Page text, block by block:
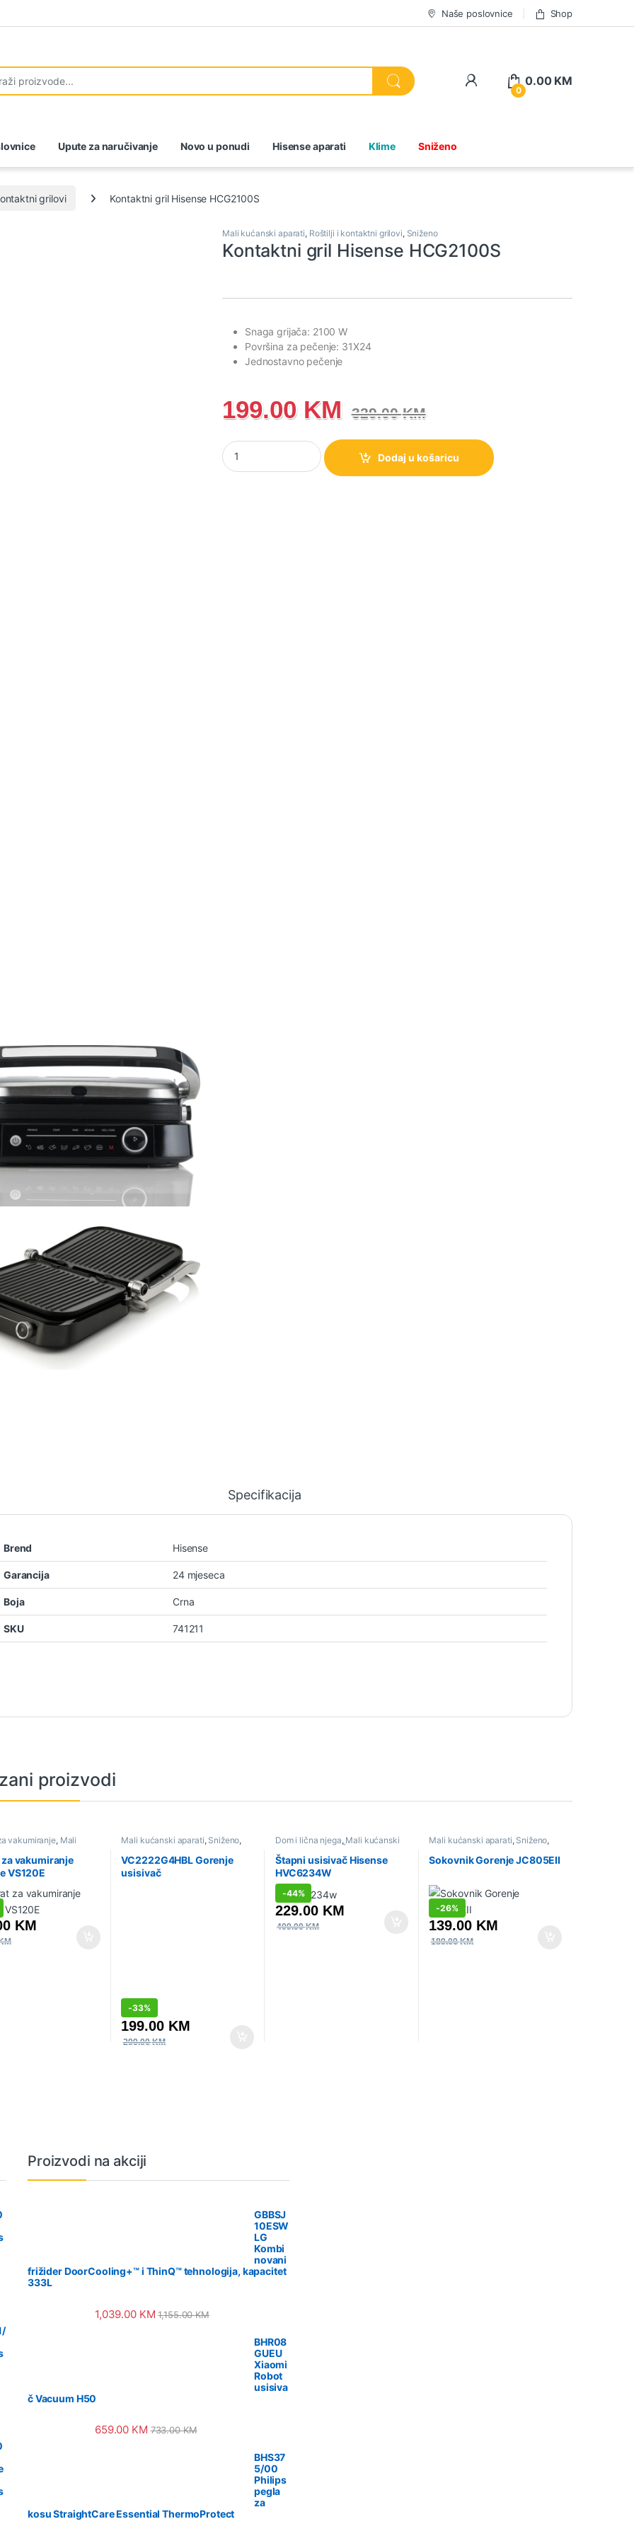
Naše poslovnice Shop
0
0.00 KM
Upute za naručivanje Novo u ponudi Hisense aparati Klime Sniženo
grilovi Kontaktni gril Hisense HCG2100S
Mali kućanski aparati, Roštilji i kontaktni grilovi, Sniženo
Kontaktni gril Hisense HCG2100S
Snaga grijača: 2100 W
Površina za pečenje: 31X24
Jednostavno pečenje
199.00 KM 329.00KM
Kontaktni gril Hisense HCG2100S količina
Dodaj u košaricu
Specifikacija
Brend Hisense
Garancija 24 mjeseca
Boja Crna
SKU 741211
proizvodi
vakumiranje, Mali
aparati
Sniženo
vakumiranje
VS120E
KM
Mali kućanski aparati, Sniženo,
VC2222G4HBL Gorenje
usisivač
-33%
199.00 KM
299.00KM
Dom i lična njega, Mali kućanski
Sniženo Štapni usisivači
Štapni usisivač Hisense
HVC6234W
-44%
229.00 KM
409.00KM
Mali kućanski aparati, Sniženo,
Sokovnici i citrusete
Sokovnik Gorenje JC805EII
-26%
139.00 KM
189.00KM
Proizvodi na akciji
GBBSJ
10ESW
LG
Kombi
novani
frižider DoorCooling+™ i ThinQ™ tehnologija, kapacitet
333L
1,039.00 KM 1,155.00KM
BHR08
GUEU
Xiaomi
Robot
usisiva
č Vacuum H50
659.00 KM 733.00KM
BHS37
5/00
Philips
pegla
za
kosu StraightCare Essential ThermoProtect